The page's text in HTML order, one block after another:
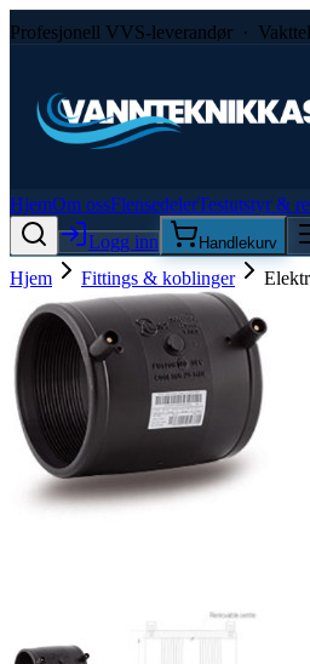
Profesjonell VVS-leverandør ·
HjemOm ossFlensedelerTestutstyr &
Logg inn
Handlekurv
Hjem Fittings & koblinger